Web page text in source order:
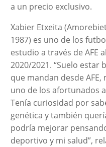
a un precio exclusivo.
Xabier Etxeita
1987) es uno de los
estudio a través de AFE
2020/2021. “Suelo
que mandan desde
uno de los afortunados
Tenía curiosidad por
genética y también
podría mejorar
deportivo y mi salud”,